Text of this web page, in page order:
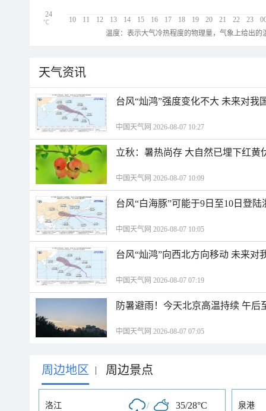
10 11 12 13 14 15 16 17 18 19 20 21 22 23
24
℃
温度：表示大气冷热程度的物理量，气象上给出
天气资讯
台风“灿鸿”强度变化不大 未来对我
中国天气网 2026-08-07 10:27
立秋：暑热尚存 大自然已埋下红黄
中国天气网 2026-08-07 10:09
台风“白海豚”可能于9日至10日登陆
中国天气网 2026-08-07 10:05
台风“灿鸿”向西北方向移动 未来对
中国天气网 2026-08-07 07:19
防暑避雨！今天北京高温持续 午
中国天气网 2026-08-07 07:05
周边地区 | 周边景点
洛江 / 35/28°C 泉港